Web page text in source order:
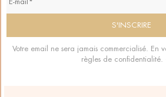
Votre email ne sera jamais commercialisé. En
règles de confidentialité.